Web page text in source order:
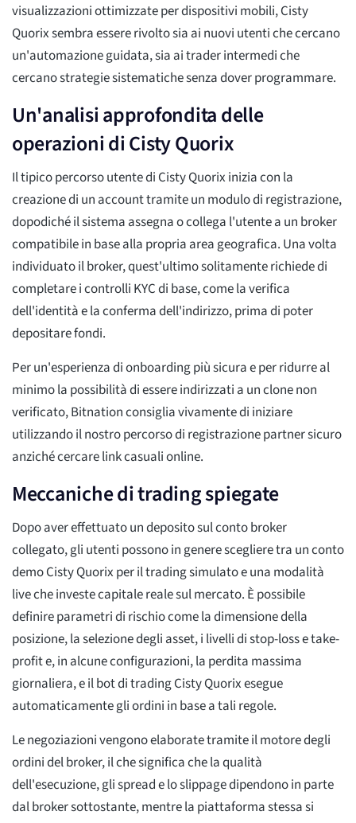
visualizzazioni ottimizzate per dispositivi mobili, Cisty
Quorix sembra essere rivolto sia ai nuovi utenti che cercano
un'automazione guidata, sia ai trader intermedi che
cercano strategie sistematiche senza dover programmare.
Un'analisi approfondita delle
operazioni di Cisty Quorix
Il tipico percorso utente di Cisty Quorix inizia con la
creazione di un account tramite un modulo di registrazione,
dopodiché il sistema assegna o collega l'utente a un broker
compatibile in base alla propria area geografica. Una volta
individuato il broker, quest'ultimo solitamente richiede di
completare i controlli KYC di base, come la verifica
dell'identità e la conferma dell'indirizzo, prima di poter
depositare fondi.
Per un'esperienza di onboarding più sicura e per ridurre al
minimo la possibilità di essere indirizzati a un clone non
verificato, Bitnation consiglia vivamente di iniziare
utilizzando il nostro percorso di registrazione partner sicuro
anziché cercare link casuali online.
Meccaniche di trading spiegate
Dopo aver effettuato un deposito sul conto broker
collegato, gli utenti possono in genere scegliere tra un conto
demo Cisty Quorix per il trading simulato e una modalità
live che investe capitale reale sul mercato. È possibile
definire parametri di rischio come la dimensione della
posizione, la selezione degli asset, i livelli di stop-loss e take-
profit e, in alcune configurazioni, la perdita massima
giornaliera, e il bot di trading Cisty Quorix esegue
automaticamente gli ordini in base a tali regole.
Le negoziazioni vengono elaborate tramite il motore degli
ordini del broker, il che significa che la qualità
dell'esecuzione, gli spread e lo slippage dipendono in parte
dal broker sottostante, mentre la piattaforma stessa si